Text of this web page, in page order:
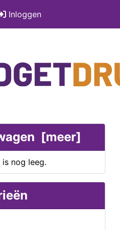
Inloggen
[meer]
nog leeg.